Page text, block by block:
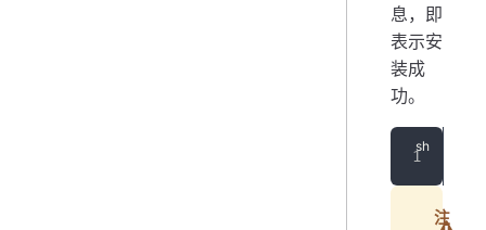
息，即
表示安
装成
功。
注